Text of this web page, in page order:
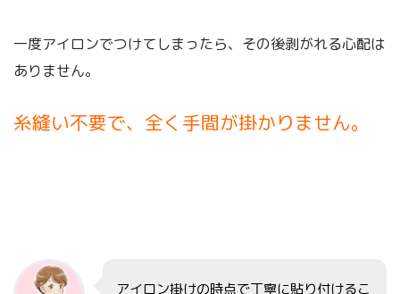
一度アイロンでつけてしまったら、その後剥がれる心配は
ありません。
糸縫い不要で、全く手間が掛かりません。
アイロン掛けの時点で丁寧に貼り付けるこ